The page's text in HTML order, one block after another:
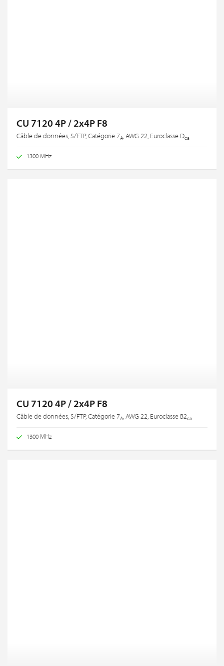
CU 7120 4P / 2x4P F8
Câble de données, S/FTP, Catégorie 7A, AWG 22, Euroclasse Dca
1300 MHz
CU 7120 4P / 2x4P F8
Câble de données, S/FTP, Catégorie 7A, AWG 22, Euroclasse B2ca
1300 MHz